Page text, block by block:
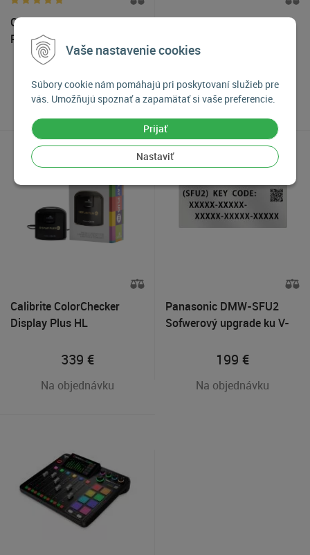
Vaše nastavenie cookies
Súbory cookie nám pomáhajú pri poskytovaní služieb pre
vás. Umožňujú spoznať a zapamätať si vaše preferencie.
Prijať
Nastaviť
Calibrite ColorChecker
Passport Video 2 Sada
kalibračných tabuliek
Skladom 2-3 kusy
Calibrite ColorChecker
terč farebnej stupnice
Skladom 2-3 kusy
Calibrite ColorChecker
Display Plus HL
339 €
Na objednávku
Panasonic DMW-SFU2
Sofwerový upgrade ku V-
199 €
Na objednávku